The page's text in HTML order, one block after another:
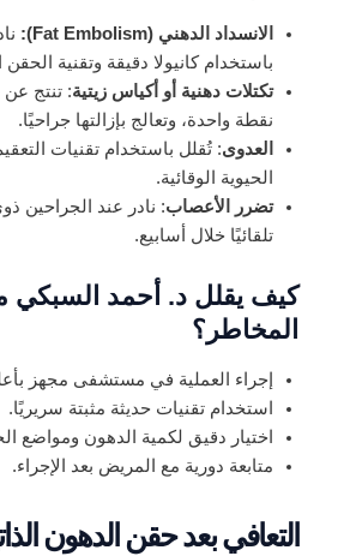
الانسداد الدهني (Fat Embolism):
باستخدام كانيولا دقيقة وتقنية
تكتلات دهنية أو أكياس زيتية: تنتج
نقطة واحدة، وتعالج بإزالتها جراحيًا.
العدوى: تُقلل باستخدام تقنيات
الحيوية الوقائية.
تضرر الأعصاب: نادر عند الجراحين
تلقائيًا خلال أسابيع.
كيف يقلل د. أحمد السبكي
المخاطر؟
إجراء العملية في مستشفى مجهز
استخدام تقنيات حديثة مثبتة سريريًا.
اختيار دقيق لكمية الدهون ومواضع
متابعة دورية مع المريض بعد الإجراء.
التعافي بعد حقن الدهون